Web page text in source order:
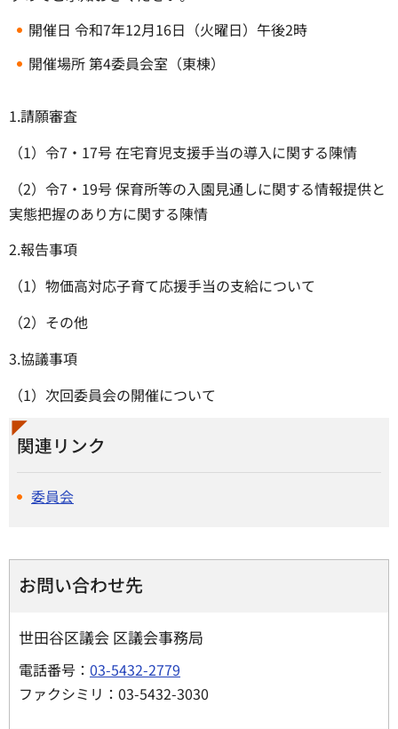
開催日 令和7年12月16日（火曜日）午後2時
開催場所 第4委員会室（東棟）
1.請願審査
（1）令7・17号 在宅育児支援手当の導入に関する陳情
（2）令7・19号 保育所等の入園見通しに関する情報提供と
実態把握のあり方に関する陳情
2.報告事項
（1）物価高対応子育て応援手当の支給について
（2）その他
3.協議事項
（1）次回委員会の開催について
関連リンク
委員会
お問い合わせ先
世田谷区議会 区議会事務局
電話番号： 03-5432-2779
ファクシミリ：03-5432-3030